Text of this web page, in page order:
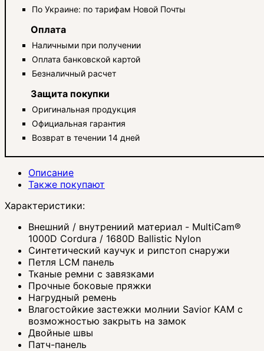
По Украине: по тарифам Новой Почты
Оплата
Наличными при получении
Оплата банковской картой
Безналичный расчет
Защита покупки
Оригинальная продукция
Официальная гарантия
Возврат в течении 14 дней
Описание
Также покупают
Характеристики:
Внешний / внутрениий материал - MultiCam®
1000D Cordura / 1680D Ballistic Nylon
Синтетический каучук и рипстоп снаружи
Петля LCM панель
Тканые ремни с завязками
Прочные боковые пряжки
Нагрудный ремень
Влагостойкие застежки молнии Savior KAM с
возможностью закрыть на замок
Двойные швы
Патч-панель